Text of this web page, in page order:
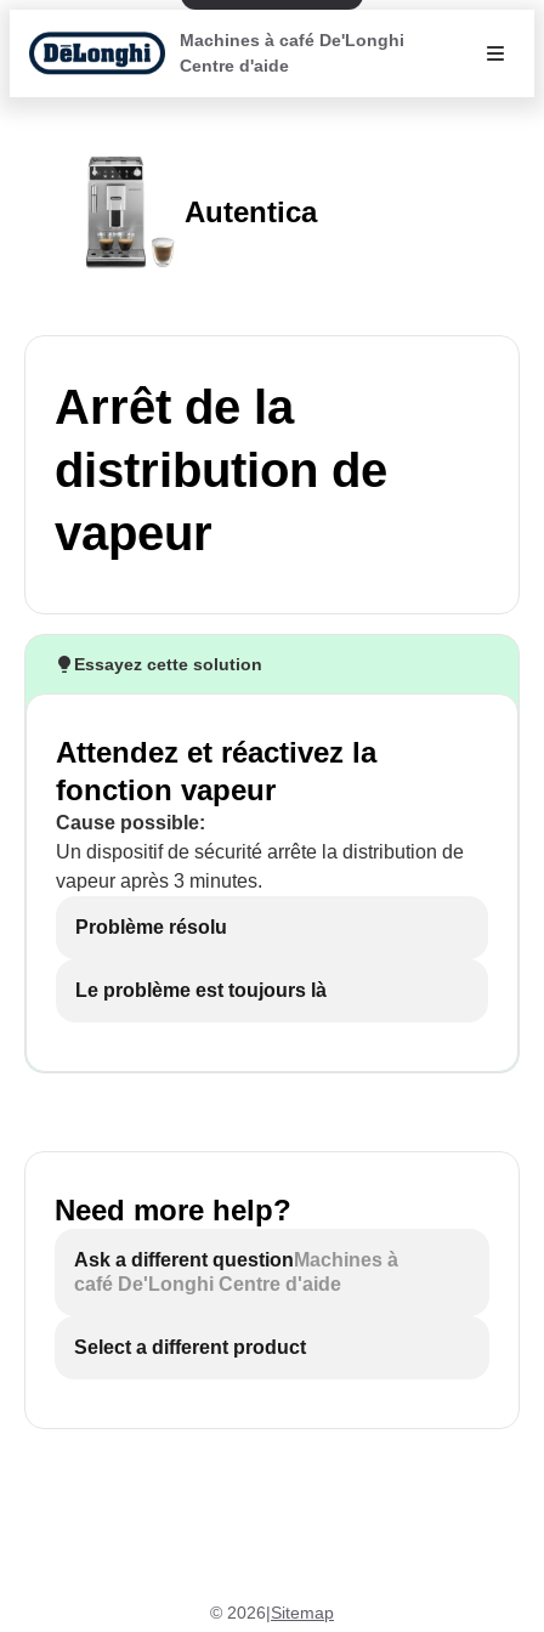
Machines à café De'Longhi
Centre d'aide
Autentica
Arrêt de la
distribution de
vapeur
Essayez cette solution
Attendez et réactivez la
fonction vapeur
Cause possible:
Un dispositif de sécurité arrête la distribution de
vapeur après 3 minutes.
Problème résolu
Le problème est toujours là
Need more help?
Ask a different question Machines à
café De'Longhi Centre d'aide
Select a different product
© 2026|Sitemap